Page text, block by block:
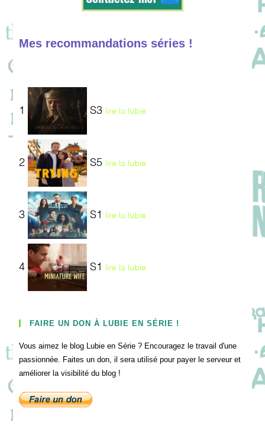
Mes recommandations séries !
1 S3 lire la lubie
2 S5 lire la lubie
3 S1 lire la lubie
4 S1 lire la lubie
FAIRE UN DON À LUBIE EN SÉRIE !
Vous aimez le blog Lubie en Série ? Encouragez le travail d'une
passionnée. Faites un don, il sera utilisé pour payer le serveur et
améliorer la visibilité du blog !